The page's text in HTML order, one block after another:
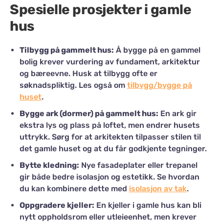
Spesielle prosjekter i gamle
hus
Tilbygg på gammelt hus: Å bygge på en gammel
bolig krever vurdering av fundament, arkitektur
og bæreevne. Husk at tilbygg ofte er
søknadspliktig. Les også om tilbygg/bygge på
huset.
Bygge ark (dormer) på gammelt hus: En ark gir
ekstra lys og plass på loftet, men endrer husets
uttrykk. Sørg for at arkitekten tilpasser stilen til
det gamle huset og at du får godkjente tegninger.
Bytte kledning: Nye fasadeplater eller trepanel
gir både bedre isolasjon og estetikk. Se hvordan
du kan kombinere dette med isolasjon av tak.
Oppgradere kjeller: En kjeller i gamle hus kan bli
nytt oppholdsrom eller utleieenhet, men krever